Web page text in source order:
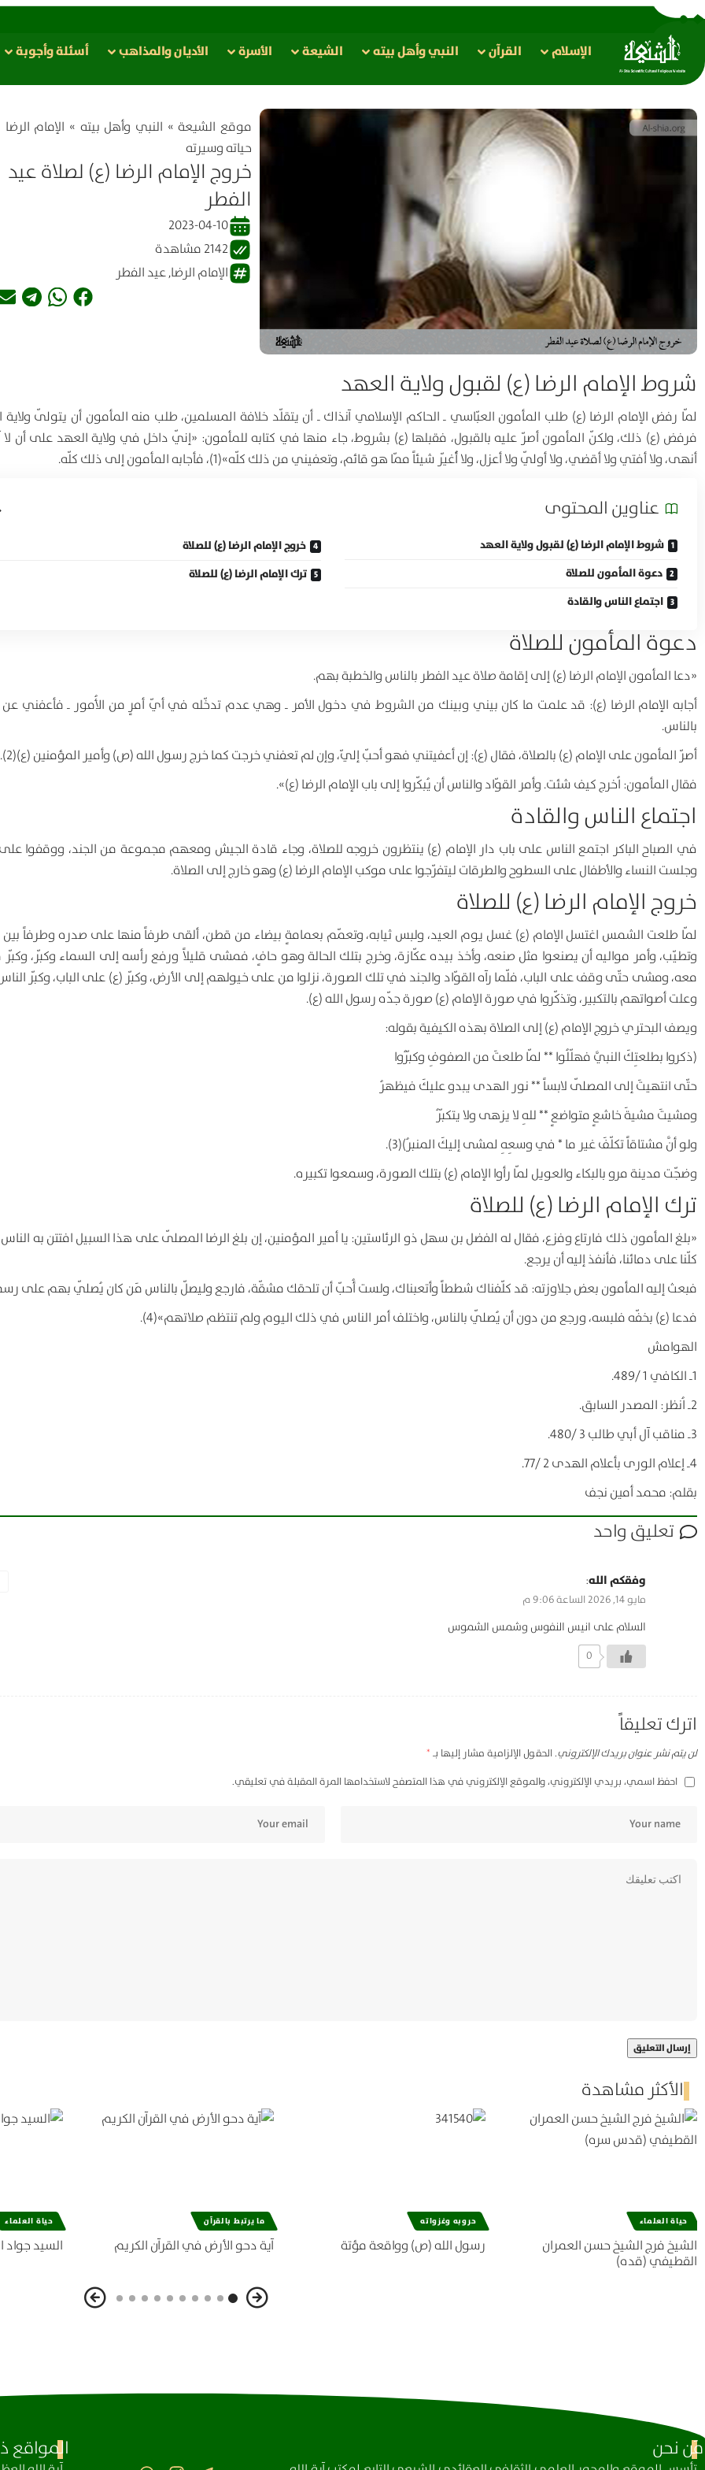
الإسلام القرآن النبي وأهل بيته الشيعة الأسرة الأدیان والمذاهب أسئلة وأجوبة
موقع الشیعة» النبي وأهل بيته » الإمام
حياته وسيرته
خروج الإمام الرضا (ع) لصلاة عيد
الفطر
2023-04-10
2142 مشاهدة
الإمام الرضا,عيد الفطر
شروطالإمام الرضا (ع) لقبول ولاية العهد
لمّا رفض الإمام الرضا (ع) طلب المأمون العبّاسي ـ الحاكم الإسلامي آنذاك ـ أن يتقلّد خلافة المسلمين، طلب منه المأمون أن يتولّى ولاية
فرفض (ع) ذلك، ولكنّ المأمون أصرّ عليه بالقبول، فقبلها (ع) بشروط، جاء منها في كتابه للمأمون: «إنّي داخل في ولاية العهد على أن لا
أنهى، ولا أفتي ولا أقضي، ولا أولّي ولا أعزل، ولا أغيّر شيئاً ممّا هو قائم، وتعفيني من ذلك كلّه»(1) ، فأجابه المأمون إلى ذلك كلّه.
عناوين المحتوی
شروط الإمام الرضا (ع) لقبول ولاية العهد
دعوة المأمون للصلاة
اجتماع الناس والقادة
خروج الإمام الرضا (ع) للصلاة
ترك الإمام الرضا (ع) للصلاة
دعوة المأمون للصلاة
«دعا المأمون الإمام الرضا (ع) إلى إقامة صلاة عيد الفطر بالناس والخطبة بهم.
أجابه الإمام الرضا (ع): قد علمت ما كان بيني وبينك من الشروط في دخول الأمر ـ وهي عدم تدخّله في أيّ أمرٍ من الأُمور ـ فأعفني عن
بالناس.
أصرّ المأمون على الإمام (ع) بالصلاة، فقال (ع):إن أعفيتني فهو أحبّ إليّ، وإن لم تعفني خرجت كما خرج رسول الله (ص) وأمير المؤمنين (ع)(2) .
فقال المأمون: اُخرج كيف شئت. وأمر القوّاد والناس أن يُبكّروا إلى باب الإمام الرضا (ع)»
.
اجتماع الناس والقادة
في الصباح الباكر اجتمع الناس على باب دار الإمام (ع) ينتظرون خروجه للصلاة، وجاء قادة الجيش ومعهم مجموعة من الجند، ووقفوا على
وجلست النساء والأطفال على السطوح والطرقات ليتفرّجوا على موكب الإمام الرضا (ع) وهو خارج إلى الصلاة.
خروج الإمام الرضا (ع) للصلاة
لمّا طلعت الشمس اغتسل الإمام (ع) غسل يوم العيد، ولبس ثيابه، وتعمّم بعمامةٍ بيضاء من قطن، ألقى طرفاً منها على صدره وطرفاً بين
وتطيّب، وأمر مواليه أن يصنعوا مثل صنعه، وأخذ بيده عكّازة، وخرج بتلك الحالة وهو حافٍ، فمشى قليلاً ورفع رأسه إلى السماء وكبّر، وكبّر
معه، ومشى حتّى وقف على الباب، فلّما رآه القوّاد والجند في تلك الصورة، نزلوا من على خيولهم إلى الأرض، وكبّر (ع) على الباب، وكبّر
وعلت أصواتهم بالتكبير، وتذكّروا في صورة الإمام (ع) صورة جدّه رسول الله (ع).
ويصف البحتري خروج الإمام (ع) إلى الصلاة بهذه الكيفية بقوله:
(ذكروا بطلعتِكَ النبيَّ فهلّلُوا ** لمّا طلعتَ من الصفوفِ وكبّرُوا
حتّى انتهيتَ إلى المصلّى لابساً ** نور الهدى يبدو عليكَ فيظهرُ
ومشيتَ مشيةَ خاشعٍ متواضعٍ ** للهِ لا يزهى ولا يتكبّرُ
ولو أنَّ مشتاقاً تكلّفَ غير ما * في وسعِهِ لمشى إليكَ المنبرُ)(3).
وضجّت مدينة مرو بالبكاء والعويل لمّا رأوا الإمام (ع) بتلك الصورة، وسمعوا تكبيره.
ترك الإمام الرضا (ع) للصلاة
«بلغ المأمون ذلك فارتاع وفزع، فقال له الفضل بن سهل ذو الرئاستين: يا أمير المؤمنين، إن بلغ الرضا المصلّى على هذا السبيل افتتن به
كلّنا على دمائنا، فأنفذ إليه أن يرجع.
فبعث إليه المأمون بعض جلاوزته: قد كلّفناك شططاً وأتعبناك، ولست أُحبّ أن تلحقك مشقّة، فارجع وليصلّ بالناس مَن كان يُصلّي بهم على
فدعا (ع) بخفّه فلبسه، ورجع من دون أن يُصلّي بالناس، واختلف أمر الناس في ذلك اليوم ولم تنتظم صلاتهم»(4).
الهوامش
1ـ الكافي 1 /489.
2ـ اُنظر: المصدر السابق.
3ـ مناقب آل أبي طالب 3 /480.
4ـ إعلام الورى بأعلام الهدى 2 /77.
بقلم: محمد أمين نجف
تعليق واحد
وفقكم الله:
مايو 14, 2026 الساعة 9:06 م
السلام على انيس النفوس وشمس الشموس
0
اترك تعليقاً
لن يتم نشر عنوان بريدك الإلكتروني. الحقول الإلزامية مشار إليها بـ *
احفظ اسمي، بريدي الإلكتروني، والموقع الإلكتروني في هذا المتصفح لاستخدامها المرة المقبلة في تعليقي.
الأكثر مشاهدة
حياة العلماء
الشيخ فرج الشيخ حسن العمران
القطيفي (قده)
حروبه وغزواته
رسول الله (ص) وواقعة مؤتة
ما يرتبط بالقرآن
آية دحو الأرض في القرآن الكريم
حياة العلماء
السيد جواد
مَن نحن المواقع